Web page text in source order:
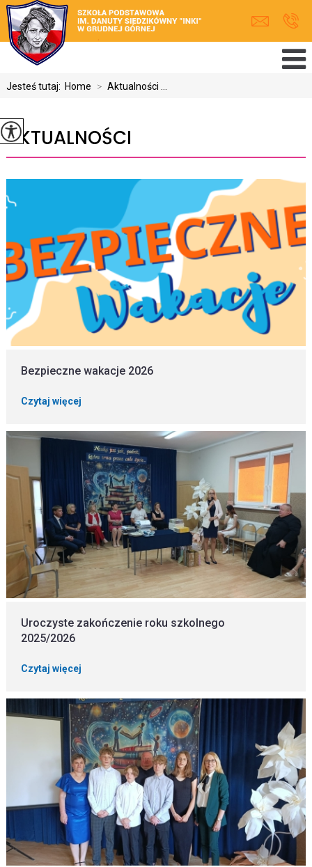
Jesteś tutaj: Home > Aktualności ...
AKTUALNOŚCI
Bezpieczne wakacje 2026
Czytaj więcej
Uroczyste zakończenie roku szkolnego
2025/2026
Czytaj więcej